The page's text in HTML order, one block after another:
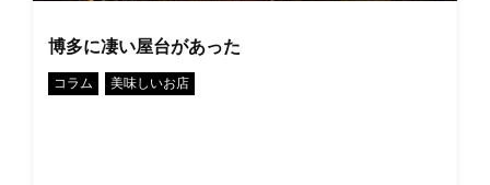
博多に凄い屋台があった
コラム 美味しいお店